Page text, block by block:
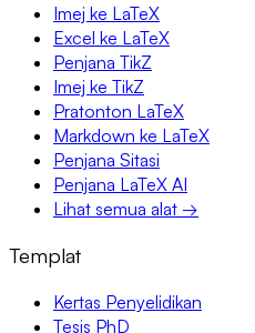
Imej ke LaTeX
Excel ke LaTeX
Penjana TikZ
Imej ke TikZ
Pratonton LaTeX
Markdown ke LaTeX
Penjana Sitasi
Penjana LaTeX AI
Lihat semua alat →
Templat
Kertas Penyelidikan
Tesis PhD